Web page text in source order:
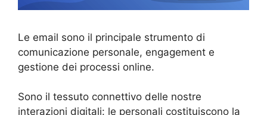
Le email sono il principale strumento di
comunicazione personale, engagement e
gestione dei processi online.
Sono il tessuto connettivo delle nostre
interazioni digitali: le personali costituiscono la